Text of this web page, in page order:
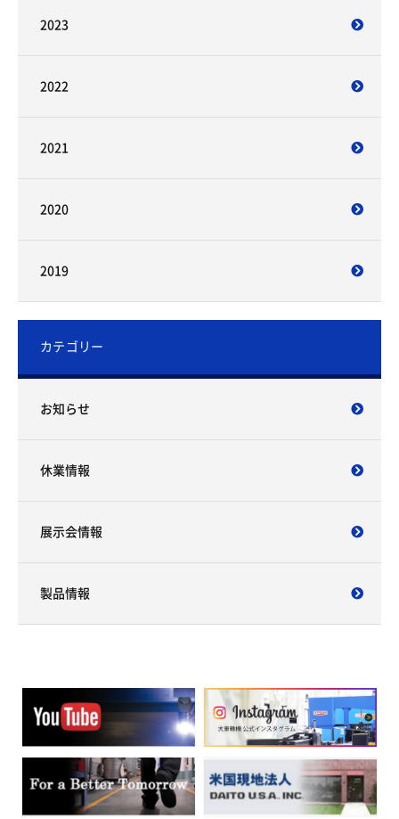
2023
2022
2021
2020
2019
カテゴリー
お知らせ
休業情報
展示会情報
製品情報